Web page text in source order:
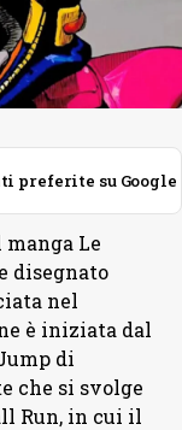
preferite su Google
manga Le
disegnato
nel
è iniziata dal
di
che si svolge
Run, in cui il